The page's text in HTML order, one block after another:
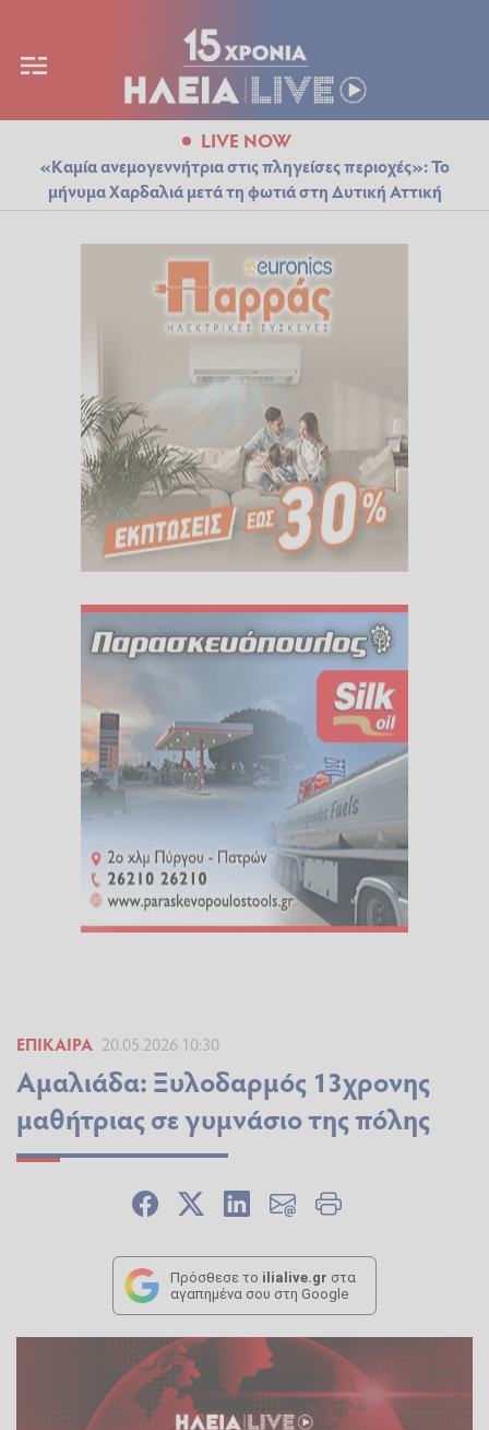
LIVE NOW
«Καμία ανεμογεννήτρια στις πληγείσες περιοχές»: Το
μήνυμα Χαρδαλιά μετά τη φωτιά στη Δυτική Αττική
ΕΠΊΚΑΙΡΑ 20.05.2026 10:30
Αμαλιάδα: Ξυλοδαρμός 13χρονης
μαθήτριας σε γυμνάσιο της πόλης
Πρόσθεσε το ilialive.gr στα
αγαπημένα σου στη Google